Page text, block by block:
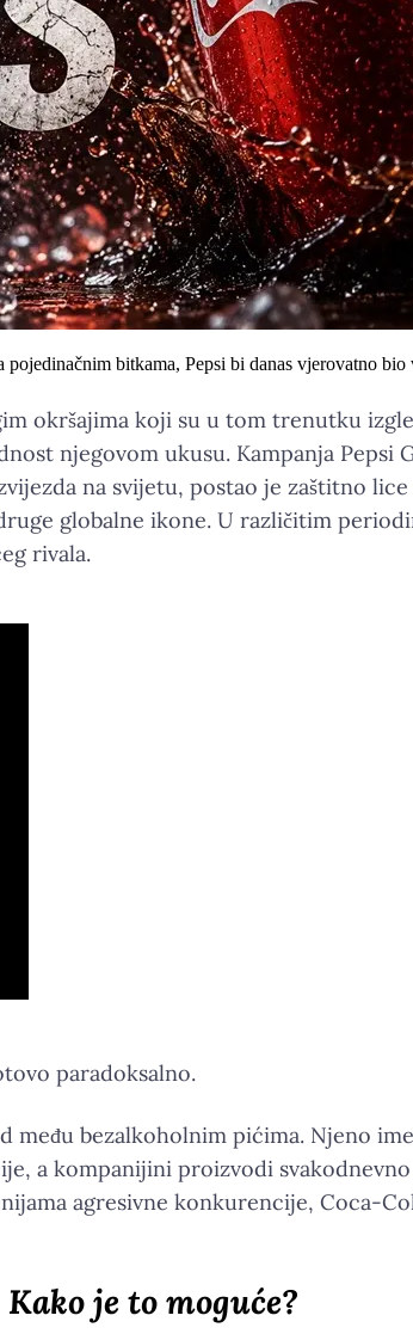
bitkama, Pepsi bi danas vjerovatno
okršajima koji su u tom trenutku
njegovom ukusu. Kampanja
na svijetu, postao je zaštitno
globalne ikone. U različitim
rivala.
paradoksalno.
bezalkoholnim pićima. Njeno
a kompanijini proizvodi
agresivne konkurencije, Coca-
Kako je to moguće?